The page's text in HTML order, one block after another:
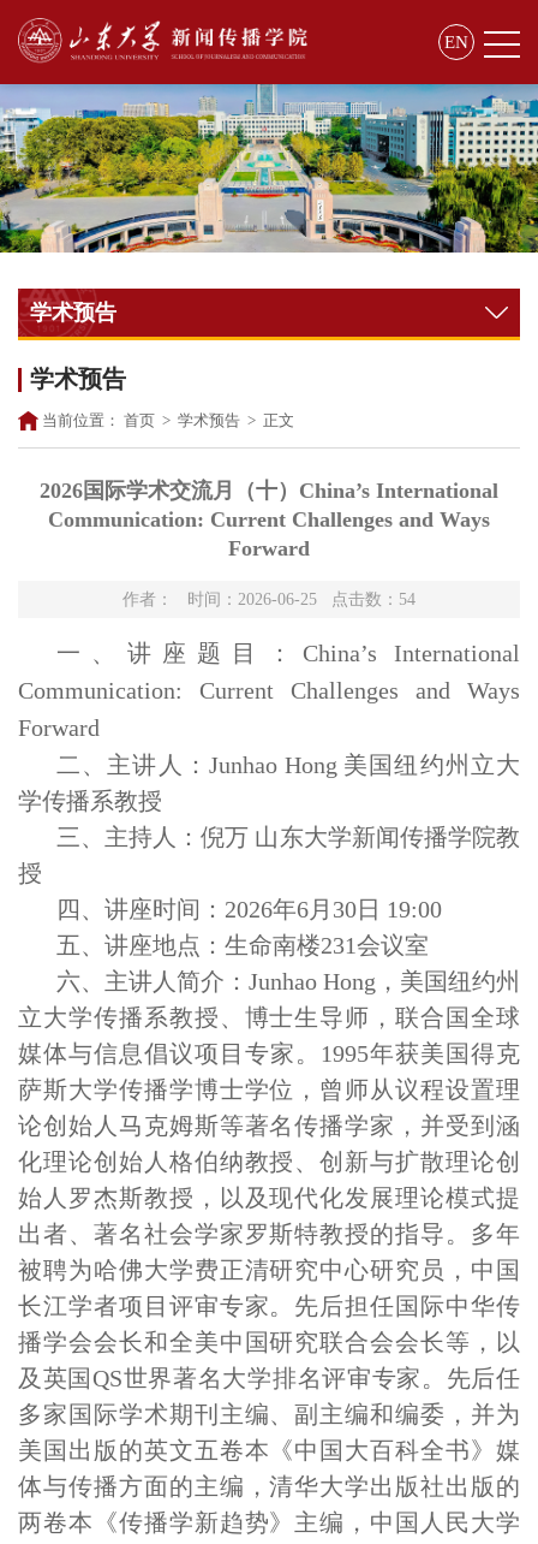
EN
学术预告
学术预告
当前位置： 首页 > 学术预告 > 正文
2026国际学术交流月（十）China’s International
Communication: Current Challenges and Ways
Forward
作者： 时间：2026-06-25 点击数： 54
一、 讲座题目： China’s International
Communication: Current Challenges and Ways
Forward
二、主讲人： Junhao Hong 美国纽约州立大
学传播系教授
三、主持人：倪万 山东大学新闻传播学院教
授
四、讲座时间：2026年6月30日 19:00
五、讲座地点：生命南楼231会议室
六、主讲人简介：Junhao Hong， 美国纽约州
立大学传播系教授、博士生导师，联合国全球
媒体与信息倡议项目专家。1995年获美国得克
萨斯大学传播学博士学位，曾师从议程设置理
论创始人马克姆斯等著名传播学家，并受到涵
化理论创始人格伯纳教授、创新与扩散理论创
始人罗杰斯教授，以及现代化发展理论模式提
出者、著名社会学家罗斯特教授的指导。多年
被聘为哈佛大学费正清研究中心研究员，中国
长江学者项目评审专家。先后担任国际中华传
播学会会长和全美中国研究联合会会长等，以
及英国QS世界著名大学排名评审专家。先后任
多家国际学术期刊主编、副主编和编委，并为
美国出版的英文五卷本《中国大百科全书》媒
体与传播方面的主编，清华大学出版社出版的
两卷本《传播学新趋势》主编，中国人民大学